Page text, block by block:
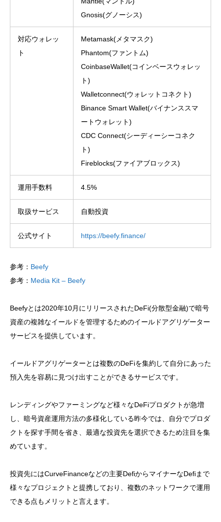
Gnosis(グノーシス)
対応ウォレッ
ト
Metamask(メタマスク)
Phantom(ファントム)
CoinbaseWallet(コインベースウォレッ
ト)
Walletconnect(ウォレットコネクト)
Binance Smart Wallet(バイナンススマ
ートウォレット)
CDC Connect(シーディーシーコネク
ト)
Fireblocks(ファイアブロックス)
運用手数料 4.5%
取扱サービス 自動投資
公式サイト https://beefy.finance/
参考： Beefy
参考： Media Kit – Beefy
Beefyとは2020年10月にリリースされたDeFi(分散型金融)で暗号
資産の複雑なイールドを管理するためのイールドアグリゲーター
サービスを提供しています。
イールドアグリゲーターとは複数のDeFiを集約して自分にあった
預入先を容易に見つけ出すことができるサービスです。
レンディングやファーミングなど様々なDeFiプロダクトが急増
し、暗号資産運用方法の多様化している昨今では、自分でプロダ
クトを探す手間を省き、最適な投資先を選択できるため注目を集
めています。
投資先にはCurveFinanceなどの主要DefiからマイナーなDefiまで
様々なプロジェクトと提携しており、複数のネットワークで運用
できる点もメリットと言えます。